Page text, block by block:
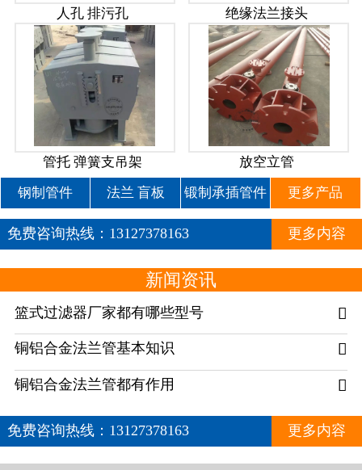
人孔 排污孔 绝缘法兰接头
管托 弹簧支吊架 放空立管
钢制管件 法兰 盲板 锻制承插管件 更多产品
免费咨询热线： 13127378163 更多内容
新闻资讯
篮式过滤器厂家都有哪些型号 
铜铝合金法兰管基本知识 
铜铝合金法兰管都有作用 
免费咨询热线： 13127378163 更多内容